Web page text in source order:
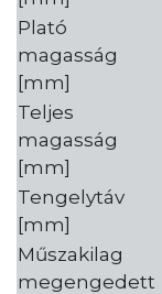
Plató
magasság
[mm]
Teljes
magasság
[mm]
Tengelytáv
[mm]
Műszakilag
megengedett